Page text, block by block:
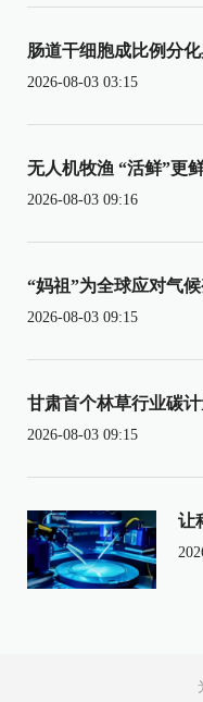
肠道干细胞成比例分
2026-08-03 03:15
无人机牧渔 “活鲜”更
2026-08-03 09:16
“妈祖”为全球应对气
2026-08-03 09:15
甘肃首个林草行业碳
2026-08-03 09:15
让